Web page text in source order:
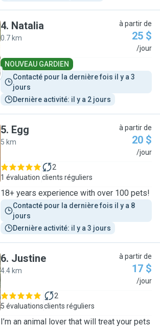
4. Natalia
0.7 km
à partir de
25 $
/jour
NOUVEAU GARDIEN
Contacté pour la dernière fois il y a 3
jours
Dernière activité: il y a 2 jours
5. Egg
5 km
à partir de
20 $
/jour
1 évaluation
2
clients réguliers
18+ years experience with over 100 pets!
Contacté pour la dernière fois il y a 8
jours
Dernière activité: il y a 3 jours
6. Justine
4.4 km
à partir de
17 $
/jour
5 évaluations
2
clients réguliers
I’m an animal lover that will treat your pets